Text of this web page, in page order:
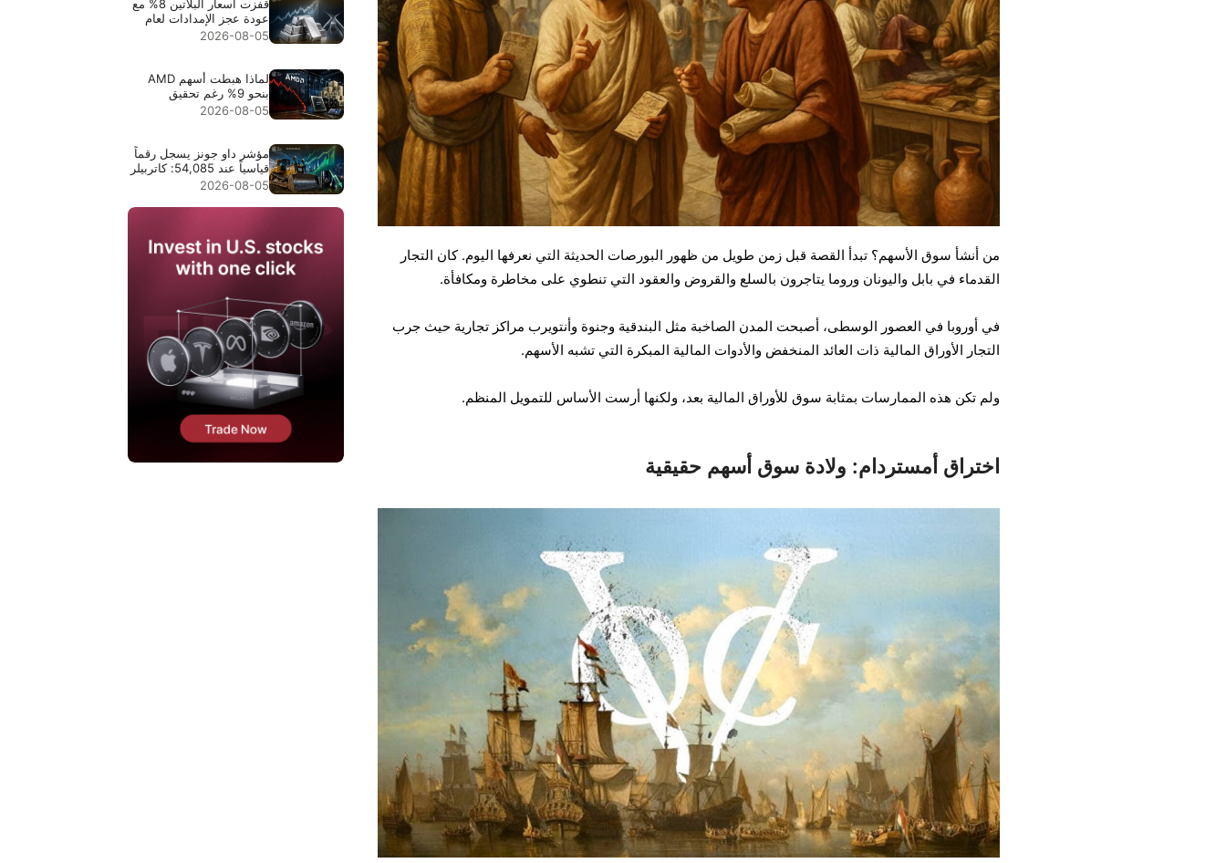
من أنشأ سوق الأسهم؟ تبدأ القصة قبل زمن طويل من ظهور البورصات الحديثة التي نعرفها اليوم. كان التجار
القدماء في بابل واليونان وروما يتاجرون بالسلع والقروض والعقود التي تنطوي على مخاطرة ومكافأة.
في أوروبا في العصور الوسطى، أصبحت المدن الصاخبة مثل البندقية وجنوة وأنتويرب مراكز تجارية حيث جرب
التجار الأوراق المالية ذات العائد المنخفض والأدوات المالية المبكرة التي تشبه الأسهم.
ولم تكن هذه الممارسات بمثابة سوق للأوراق المالية بعد، ولكنها أرست الأساس للتمويل المنظم.
اختراق أمستردام: ولادة سوق أسهم حقيقية
قفزت أسعار البلاتين 8% مع
عودة عجز الإمدادات لعام
2026 إلى دائرة الاهتمام
2026-08-05
لماذا هبطت أسهم AMD
بنحو 9% رغم تحقيق
إيرادات قياسية بقيمة
2026-08-05
مؤشر داو جونز يسجل رقماً
قياسياً عند 54,085: كاتربيلر
قادت الارتفاع في النقاط،
موجة الصعود
2026-08-05